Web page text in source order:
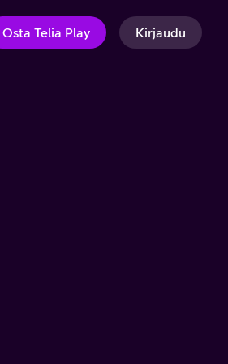
Osta Telia Play Kirjaudu